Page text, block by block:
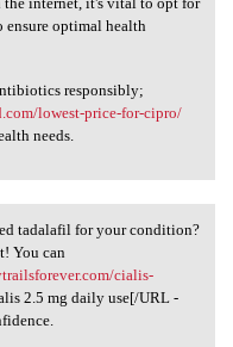
ensure optimal health
responsibly;
lowest-price-for-cipro/
needs.
need
tadalafil for your condition?
You can
cialis-
2.5 mg daily use[/URL -